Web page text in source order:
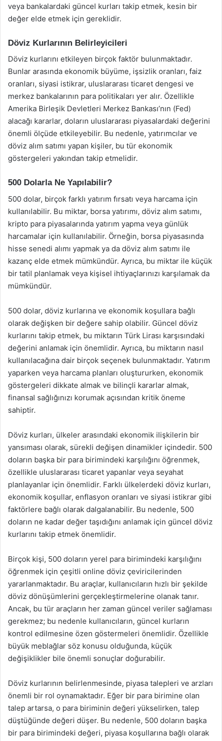
veya bankalardaki güncel kurları takip etmek, kesin bir
değer elde etmek için gereklidir.
Döviz Kurlarının Belirleyicileri
Döviz kurlarını etkileyen birçok faktör bulunmaktadır.
Bunlar arasında ekonomik büyüme, işsizlik oranları, faiz
oranları, siyasi istikrar, uluslararası ticaret dengesi ve
merkez bankalarının para politikaları yer alır. Özellikle
Amerika Birleşik Devletleri Merkez Bankası’nın (Fed)
alacağı kararlar, doların uluslararası piyasalardaki değerini
önemli ölçüde etkileyebilir. Bu nedenle, yatırımcılar ve
döviz alım satımı yapan kişiler, bu tür ekonomik
göstergeleri yakından takip etmelidir.
500 Dolarla Ne Yapılabilir?
500 dolar, birçok farklı yatırım fırsatı veya harcama için
kullanılabilir. Bu miktar, borsa yatırımı, döviz alım satımı,
kripto para piyasalarında yatırım yapma veya günlük
harcamalar için kullanılabilir. Örneğin, borsa piyasasında
hisse senedi alımı yapmak ya da döviz alım satımı ile
kazanç elde etmek mümkündür. Ayrıca, bu miktar ile küçük
bir tatil planlamak veya kişisel ihtiyaçlarınızı karşılamak da
mümkündür.
500 dolar, döviz kurlarına ve ekonomik koşullara bağlı
olarak değişken bir değere sahip olabilir. Güncel döviz
kurlarını takip etmek, bu miktarın Türk Lirası karşısındaki
değerini anlamak için önemlidir. Ayrıca, bu miktarın nasıl
kullanılacağına dair birçok seçenek bulunmaktadır. Yatırım
yaparken veya harcama planları oluştururken, ekonomik
göstergeleri dikkate almak ve bilinçli kararlar almak,
finansal sağlığınızı korumak açısından kritik öneme
sahiptir.
Döviz kurları, ülkeler arasındaki ekonomik ilişkilerin bir
yansıması olarak, sürekli değişen dinamikler içindedir. 500
doların başka bir para birimindeki karşılığını öğrenmek,
özellikle uluslararası ticaret yapanlar veya seyahat
planlayanlar için önemlidir. Farklı ülkelerdeki döviz kurları,
ekonomik koşullar, enflasyon oranları ve siyasi istikrar gibi
faktörlere bağlı olarak dalgalanabilir. Bu nedenle, 500
doların ne kadar değer taşıdığını anlamak için güncel döviz
kurlarını takip etmek önemlidir.
Birçok kişi, 500 doların yerel para birimindeki karşılığını
öğrenmek için çeşitli online döviz çeviricilerinden
yararlanmaktadır. Bu araçlar, kullanıcıların hızlı bir şekilde
döviz dönüşümlerini gerçekleştirmelerine olanak tanır.
Ancak, bu tür araçların her zaman güncel veriler sağlaması
gerekmez; bu nedenle kullanıcıların, güncel kurların
kontrol edilmesine özen göstermeleri önemlidir. Özellikle
büyük meblağlar söz konusu olduğunda, küçük
değişiklikler bile önemli sonuçlar doğurabilir.
Döviz kurlarının belirlenmesinde, piyasa talepleri ve arzları
önemli bir rol oynamaktadır. Eğer bir para birimine olan
talep artarsa, o para biriminin değeri yükselirken, talep
düştüğünde değeri düşer. Bu nedenle, 500 doların başka
bir para birimindeki değeri, piyasa koşullarına bağlı olarak